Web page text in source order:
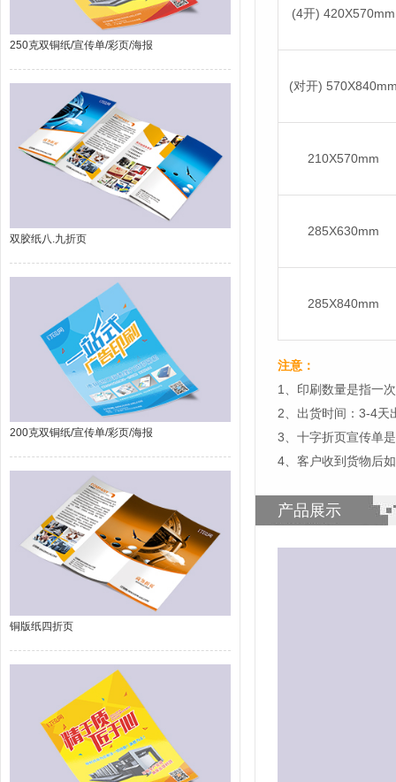
250克双铜纸/宣传单/彩页/海报
双胶纸八.九折页
200克双铜纸/宣传单/彩页/海报
铜版纸四折页
(4开) 420X570mm
(对开)
210X570mm
285X630mm
285X840mm
注意：
1、印刷数量是指一
2、出货时间：3-4天
3、十字折页宣传单
4、客户收到货物后
产品展示